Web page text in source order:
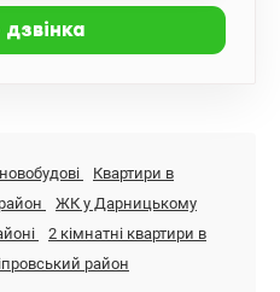
Квартири в
ЖК у Дарницькому
2 кімнатні квартири в
район